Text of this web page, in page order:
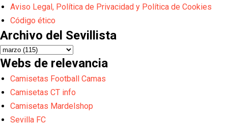
Aviso Legal, Política de Privacidad y Política de Cookies
Código ético
Archivo del Sevillista
Webs de relevancia
Camisetas Football Camas
Camisetas CT info
Camisetas Mardelshop
Sevilla FC